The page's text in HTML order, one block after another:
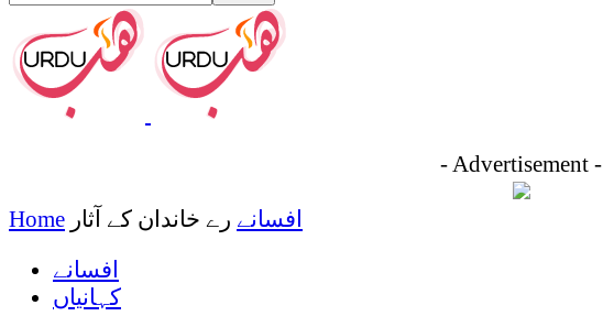
- Advertisement -
Home افسانے رے خاندان کے آثار
افسانے
کہانیاں